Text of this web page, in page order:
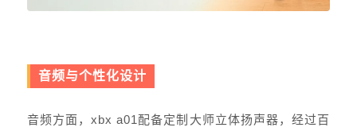
音频与个性化设计
音频方面，xbx a01配备定制大师立体扬声器，经过百